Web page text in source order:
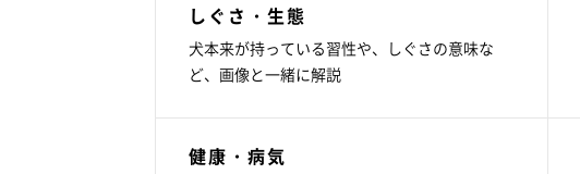
しぐさ・生態
犬本来が持っている習性や、しぐさの意味な
ど、画像と一緒に解説
健康・病気